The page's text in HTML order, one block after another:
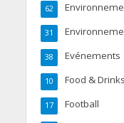
62
31
Evénements
38
Food & Drinks
10
Football
17